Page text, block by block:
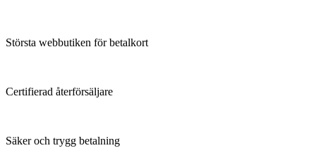
Största webbutiken för betalkort
Certifierad återförsäljare
Säker och trygg betalning